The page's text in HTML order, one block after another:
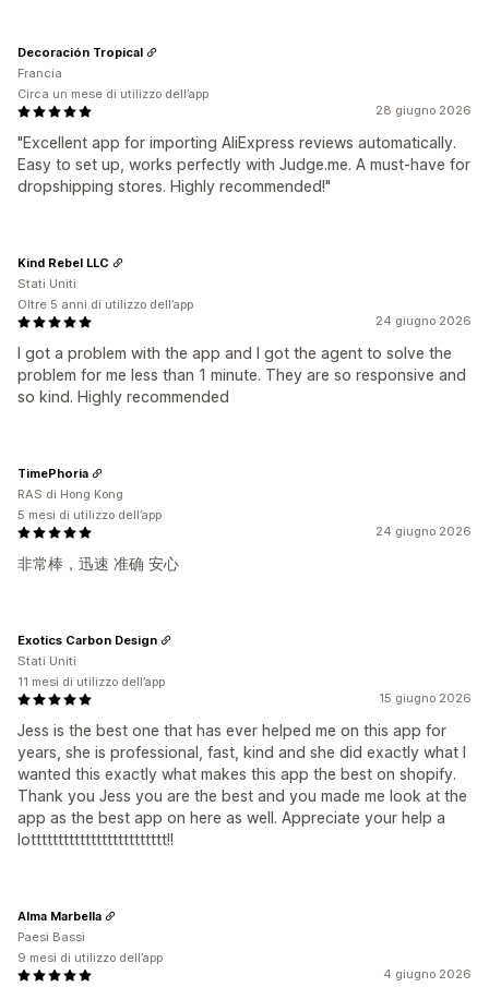
28 giugno 2026
"Excellent app for importing AliExpress reviews automatically.
Easy to set up, works perfectly with Judge.me. A must-have for
dropshipping stores. Highly recommended!"
Decoración Tropical
Francia
Circa un mese di utilizzo dell’app
24 giugno 2026
I got a problem with the app and I got the agent to solve the
problem for me less than 1 minute. They are so responsive and
so kind. Highly recommended
Kind Rebel LLC
Stati Uniti
Oltre 5 anni di utilizzo dell’app
24 giugno 2026
非常棒，迅速 准确 安心
TimePhoria
RAS di Hong Kong
5 mesi di utilizzo dell’app
15 giugno 2026
Jess is the best one that has ever helped me on this app for
years, she is professional, fast, kind and she did exactly what I
wanted this exactly what makes this app the best on shopify.
Thank you Jess you are the best and you made me look at the
app as the best app on here as well. Appreciate your help a
lottttttttttttttttttttttttt!!
Exotics Carbon Design
Stati Uniti
11 mesi di utilizzo dell’app
4 giugno 2026
Alma Marbella
Paesi Bassi
9 mesi di utilizzo dell’app